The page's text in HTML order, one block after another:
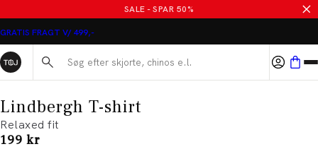
SALE - SPAR 50%
GRATIS FRAGT V/ 499,-
Søg her...
Lindbergh T-shirt
Relaxed fit
I alt (inkl. rabat)
199 kr